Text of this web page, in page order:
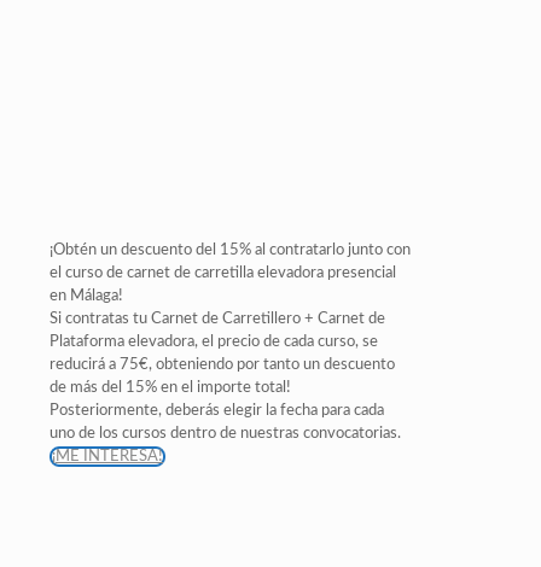
¡Obtén un descuento del 15% al contratarlo junto con
el curso de carnet de carretilla elevadora presencial
en Málaga!
Si contratas tu Carnet de Carretillero + Carnet de
Plataforma elevadora, el precio de cada curso, se
reducirá a 75€, obteniendo por tanto un descuento
de más del 15% en el importe total!
Posteriormente, deberás elegir la fecha para cada
uno de los cursos dentro de nuestras convocatorias.
¡ME INTERESA!